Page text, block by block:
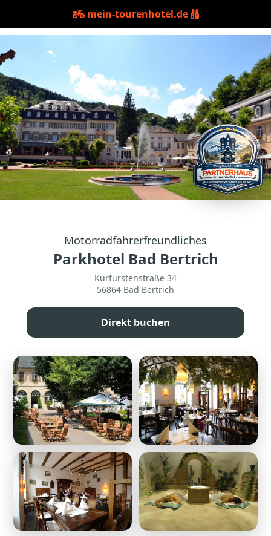
mein-tourenhotel.de
Motorradfahrerfreundliches
Parkhotel Bad Bertrich
Kurfürstenstraße 34
56864 Bad Bertrich
Direkt buchen